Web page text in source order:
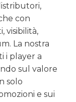
con
visibilità,
La nostra
i player a
sul valore
solo
e sui